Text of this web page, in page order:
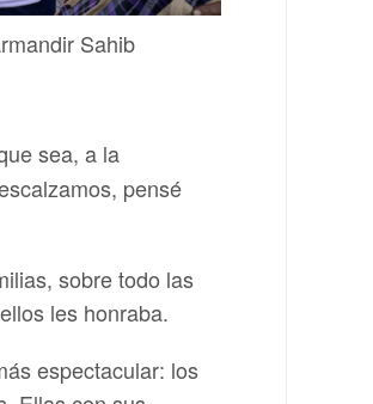
Sahib
sea, a la
pensé
sobre todo las
les honraba.
espectacular: los